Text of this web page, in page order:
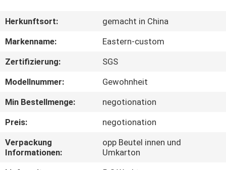
UNS
AUSFLUG
QUALITÄTSKONTROLLE
TRETEN
SIE
Herkunftsort:
gemacht in China
Markenname:
Eastern-custom
Zertifizierung:
SGS
Modellnummer:
Gewohnheit
Min Bestellmenge:
negotionation
Preis:
negotionation
Verpackung
Informationen:
opp Beutel innen und
Umkarton